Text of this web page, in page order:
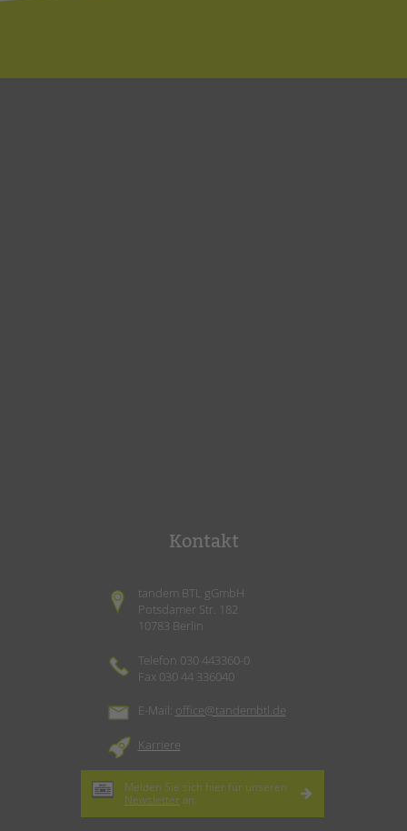
Kontakt
tandem BTL gGmbH
Potsdamer Str. 182
10783 Berlin
Telefon 030 443360-0
Fax 030 44 336040
E-Mail: office@tandembtl.de
Karriere
Melden Sie sich hier für unseren
Newsletter an.